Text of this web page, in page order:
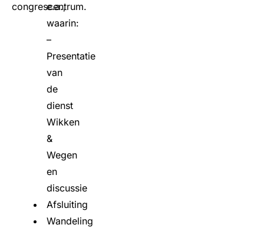
congrescentrum.
e.a.,
waarin:
–
Presentatie
van
de
dienst
Wikken
&
Wegen
en
discussie
Afsluiting
Wandeling